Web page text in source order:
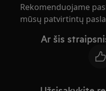
Rekomenduojame
mūsų patvirtintų
Ar šis